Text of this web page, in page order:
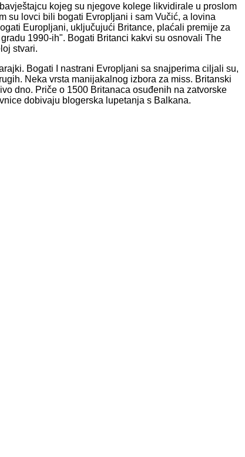
kojeg su njegove kolege likvidirale u proslom
su lovci bili bogati Evropljani i sam Vučić, a lovina
Europljani, uključujući Britance, plaćali premije za
1990-ih". Bogati Britanci kakvi su osnovali The
stvari.
Bogati I nastrani Evropljani sa snajperima ciljali su,
Neka vrsta manijakalnog izbora za miss. Britanski
dno. Priče o 1500 Britanaca osuđenih na zatvorske
dobivaju blogerska lupetanja s Balkana.